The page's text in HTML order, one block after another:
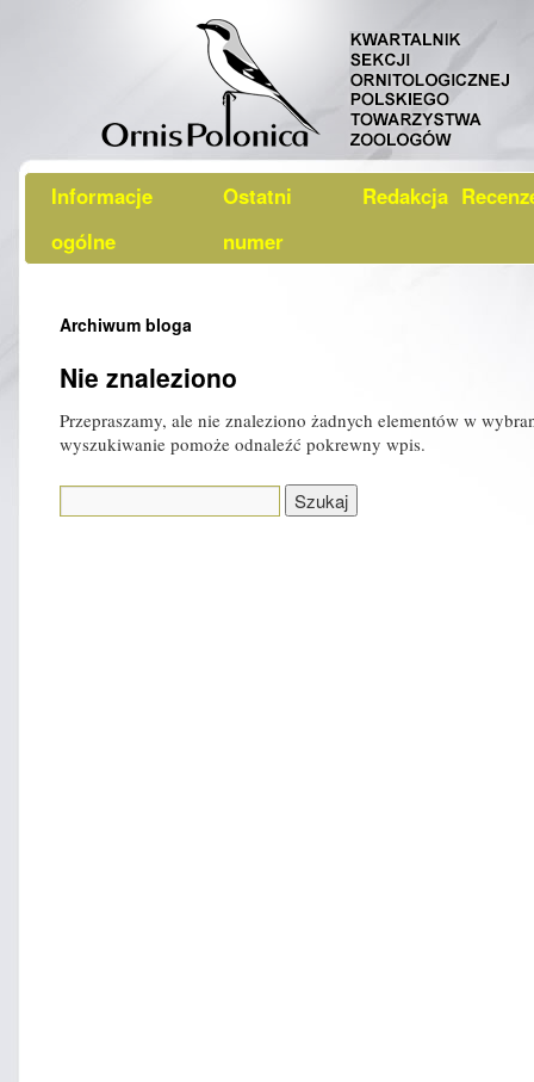
Informacje
ogólne
Ostatni
numer
Redakcja
Archiwum bloga
Nie znaleziono
Przepraszamy, ale nie znaleziono żadnych elementów w
wyszukiwanie pomoże odnaleźć pokrewny wpis.